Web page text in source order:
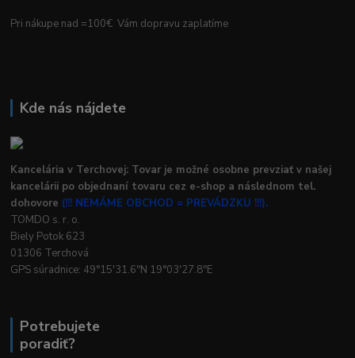
Pri nákupe nad =100€ Vám dopravu zaplatíme
Kde nás nájdete
Kancelária v Terchovej: Tovar je možné osobne prevziať v našej
kancelárii po objednaní tovaru cez e-shop a následnom tel.
dohovore (!!! NEMÁME OBCHOD = PREVÁDZKU !!!).
TOMDO s. r. o.
Biely Potok 623
01306 Terchová
GPS súradnice: 49°15'31.6"N 19°03'27.8"E
Potrebujete
poradiť?